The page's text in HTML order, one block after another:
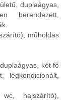
duplaágyas,
berendezett,
műholdas
két fő
légkondicionált,
hajszárító),